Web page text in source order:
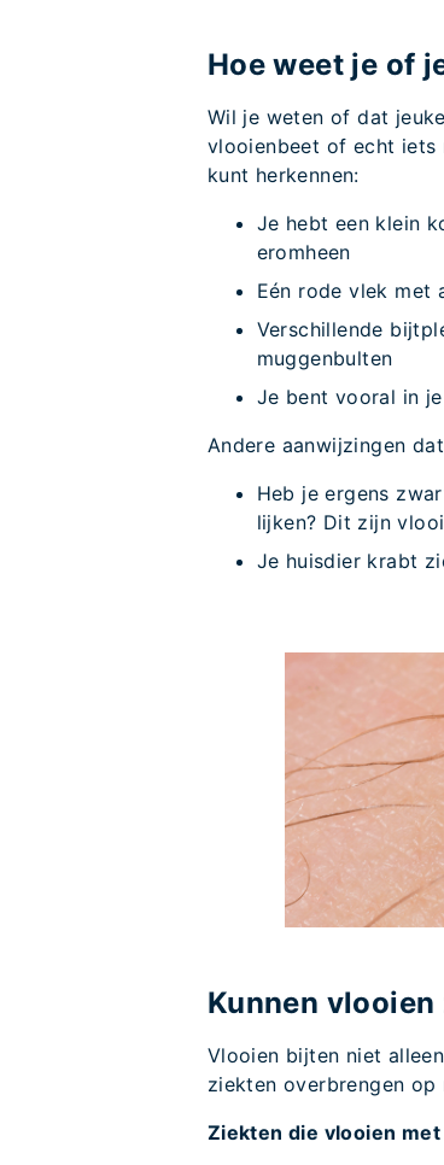
Hoe weet je of
Wil je weten of dat
vlooienbeet of echt iets
kunt herkennen:
Je hebt een klein
eromheen
Eén rode vlek met
Verschillende
muggenbulten
Je bent vooral in
Andere aanwijzingen
Heb je ergens
lijken? Dit zijn
Je huisdier krabt
Kunnen
Vlooien bijten niet
ziekten overbrengen op
Ziekten die vlooien